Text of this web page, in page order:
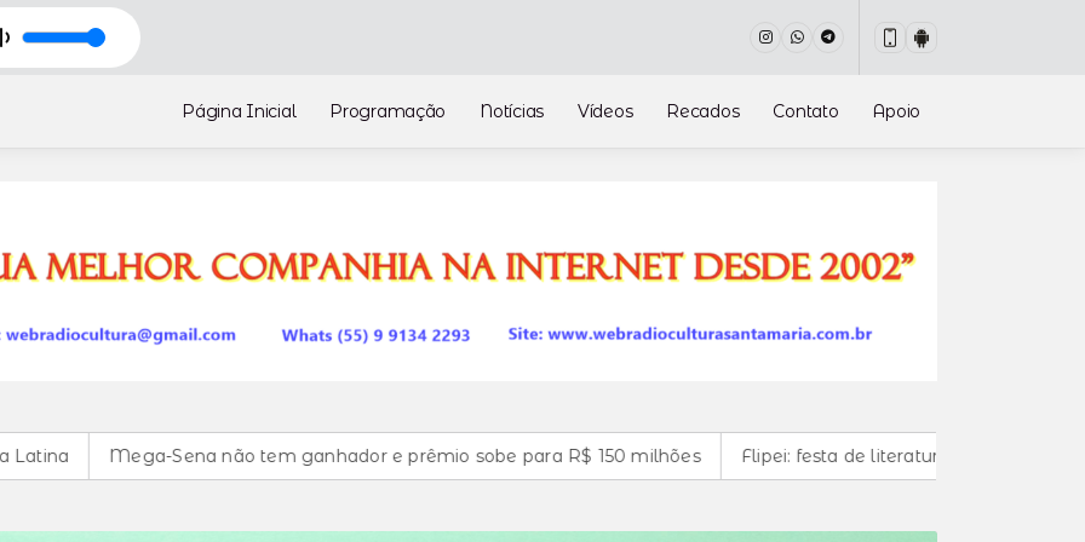
Página Inicial Programação Notícias Vídeos Recados Contato Apoio
Sena não tem ganhador e prêmio sobe para R$ 150 milhões Flipei: festa de literatura independente começa